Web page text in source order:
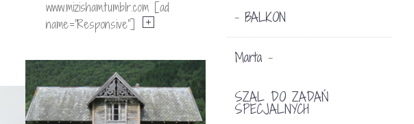
www.mizisham.tumblr.com [ad
name=”Responsive”]
- BALKON
Marta -
SZAL DO ZADAŃ
SPECJALNYCH